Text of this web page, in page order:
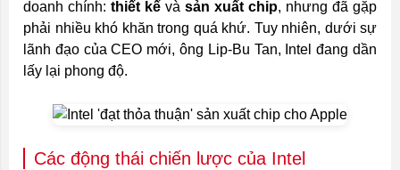
doanh chính: thiết kế và sản xuất chip, nhưng đã gặp
phải nhiều khó khăn trong quá khứ. Tuy nhiên, dưới sự
lãnh đạo của CEO mới, ông Lip-Bu Tan, Intel đang dần
lấy lại phong độ.
Các động thái chiến lược của Intel